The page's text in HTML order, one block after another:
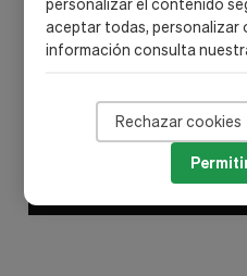
personalizar el contenido
aceptar todas, personalizar
información consulta
Rechazar cookies
Cosmeclinik S.A.
30,97 €